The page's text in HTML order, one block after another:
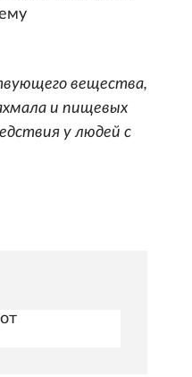
вещества,
и пищевых
у людей с